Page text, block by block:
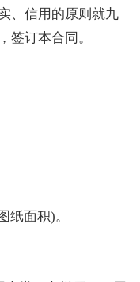
、信用的原则就九
签订本合同。
纸面积)。